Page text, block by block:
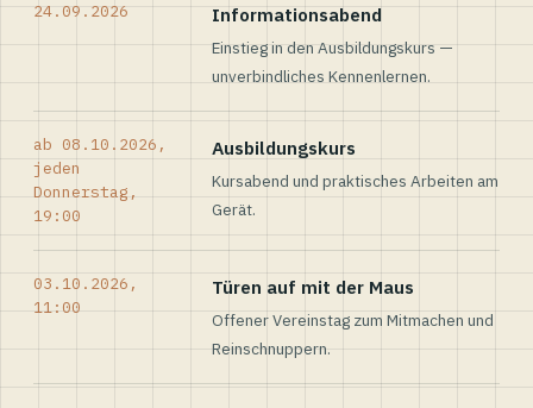
24.09.2026 Informationsabend
Einstieg in den Ausbildungskurs —
unverbindliches Kennenlernen.
ab 08.10.2026,
jeden
Donnerstag,
19:00
Ausbildungskurs
Kursabend und praktisches Arbeiten am
Gerät.
03.10.2026,
11:00
Türen auf mit der Maus
Offener Vereinstag zum Mitmachen und
Reinschnuppern.